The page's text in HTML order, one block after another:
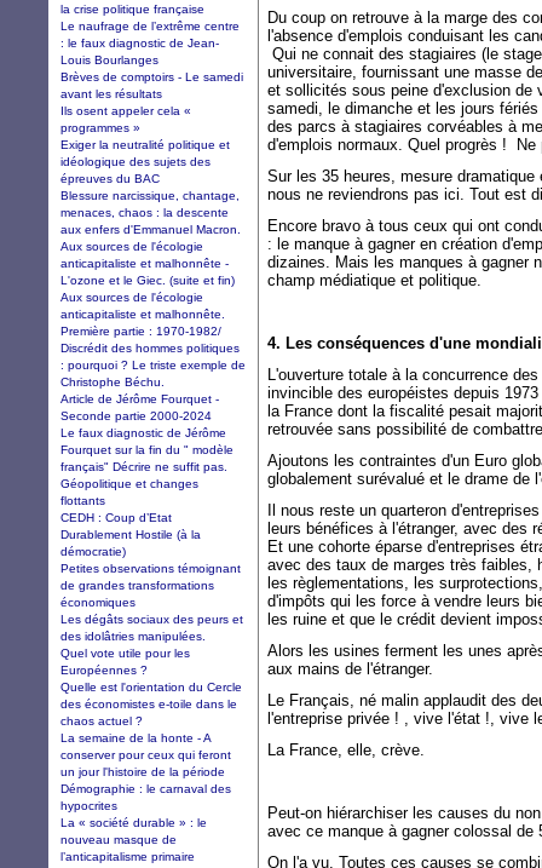
Du coup on retrouve à la marge des
l'absence d'emplois conduisant les
Qui ne connait des stagiaires (le
universitaire, fournissant une masse
et sollicités sous peine d'exclusion de
samedi, le dimanche et les jours
des parcs à stagiaires corvéables à
d'emplois normaux. Quel progrès !
Sur les 35 heures, mesure
nous ne reviendrons pas ici. Tout est
Encore bravo à tous ceux qui ont
: le manque à gagner en création
dizaines. Mais les manques à gagner
champ médiatique et politique.
4. Les conséquences d'une
L'ouverture totale à la concurrence
invincible des européistes depuis
la France dont la fiscalité pesait
retrouvée sans possibilité de
Ajoutons les contraintes d'un Euro
globalement surévalué et le drame de
Il nous reste un quarteron
leurs bénéfices à l'étranger, avec des
Et une cohorte éparse d'entreprises
avec des taux de marges très faibles,
les règlementations, les
d'impôts qui les force à vendre leurs
les ruine et que le crédit devient
Alors les usines ferment les unes
aux mains de l'étranger.
Le Français, né malin applaudit des
l'entreprise privée ! , vive l'état !, vive
La France, elle, crève.
Peut-on hiérarchiser les causes du
avec ce manque à gagner colossal
On l'a vu. Toutes ces causes se
la crise politique française
Le naufrage de l’extrême centre
: le faux diagnostic de Jean-
Louis Bourlanges
Brèves de comptoirs - Le samedi
avant les résultats
Ils osent appeler cela «
programmes »
Exiger la neutralité politique et
idéologique des sujets des
épreuves du BAC
Blessure narcissique, chantage,
menaces, chaos : la descente
aux enfers d'Emmanuel Macron.
Aux sources de l'écologie
anticapitaliste et malhonnête -
L'ozone et le Giec. (suite et fin)
Aux sources de l'écologie
anticapitaliste et malhonnête.
Première partie : 1970-1982/
Discrédit des hommes politiques
: pourquoi ? Le triste exemple de
Christophe Béchu.
Article de Jérôme Fourquet -
Seconde partie 2000-2024
Le faux diagnostic de Jérôme
Fourquet sur la fin du " modèle
français" Décrire ne suffit pas.
Géopolitique et changes
flottants
CEDH : Coup d’Etat
Durablement Hostile (à la
démocratie)
Petites observations témoignant
de grandes transformations
économiques
Les dégâts sociaux des peurs et
des idolâtries manipulées.
Quel vote utile pour les
Européennes ?
Quelle est l'orientation du Cercle
des économistes e-toile dans le
chaos actuel ?
La semaine de la honte - A
conserver pour ceux qui feront
un jour l'histoire de la période
Démographie : le carnaval des
hypocrites
La « société durable » : le
nouveau masque de
l’anticapitalisme primaire